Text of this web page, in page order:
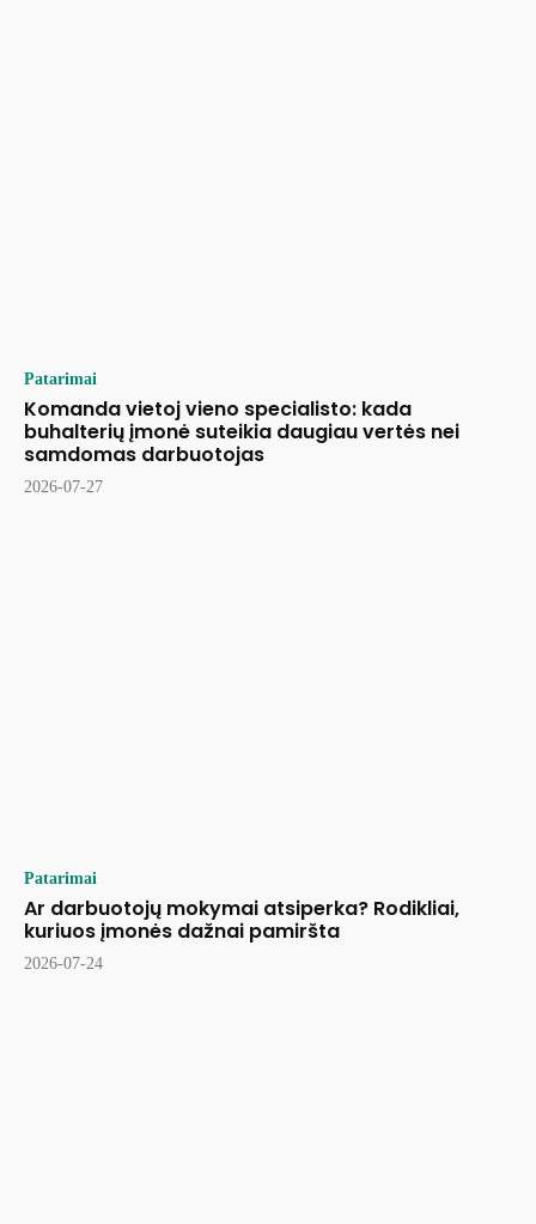
Patarimai
Komanda vietoj vieno specialisto: kada
buhalterių įmonė suteikia daugiau vertės nei
samdomas darbuotojas
2026-07-27
Patarimai
Ar darbuotojų mokymai atsiperka? Rodikliai,
kuriuos įmonės dažnai pamiršta
2026-07-24